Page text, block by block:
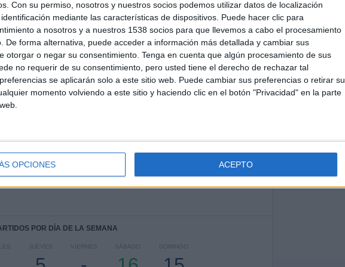
Con su permiso, nosotros y nuestros socios podemos utilizar datos de localización
mediante las características de dispositivos. Puede hacer clic para
a nosotros y a nuestros 1538 socios para que llevemos a cabo el procesamiento
De forma alternativa, puede acceder a información más detallada y cambiar sus
otorgar o negar su consentimiento. Tenga en cuenta que algún procesamiento de sus
no requerir de su consentimiento, pero usted tiene el derecho de rechazar tal
se aplicarán solo a este sitio web. Puede cambiar sus preferencias o retirar su
momento volviendo a este sitio y haciendo clic en el botón "Privacidad" en la parte
OPCIONES ACEPTO
TOTAL
16
MÁXIMO
5
TOTAL
1
COMPETICIONES
POR DÍA DE LA SEMANA
JUEVES VIERNES SÁBADO DOMINGO